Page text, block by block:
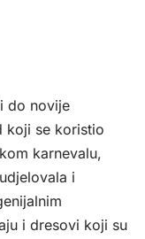
do novije
koji se koristio
karnevalu,
i
i dresovi koji su